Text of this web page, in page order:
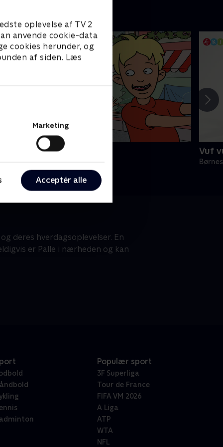
oplevelse af TV 2
anvende cookie-data
cookies herunder, og
af siden. Læs
Marketing
Acceptér alle
Sunes verden
• 1 sæsoner
Vuf
deres hverdagsoplevelser. En
er Palle i nærheden og kan
Populær sport
3F Superliga
Tour de France
FIFA VM 2026
A Liga
ATP
WTA
NFL